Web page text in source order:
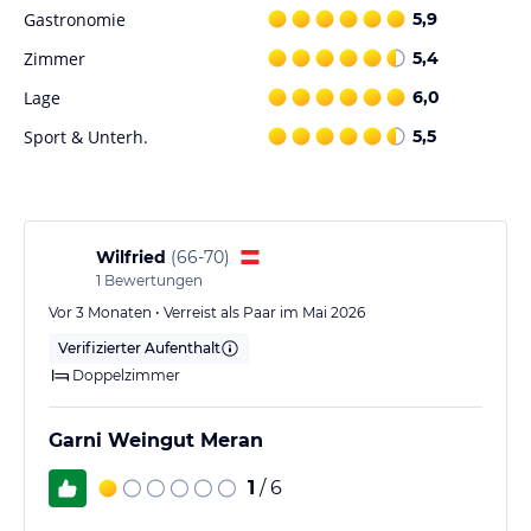
Gastronomie 5,9
Zimmer 5,4
Lage 6,0
Sport & Unterh. 5,5
Wilfried (66-70)
1 Bewertungen
Vor 3 Monaten • Verreist als Paar im Mai 2026
Verifizierter Aufenthalt
Doppelzimmer
Garni Weingut Meran
1 / 6